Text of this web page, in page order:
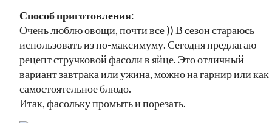
Способ приготовления:
Очень люблю овощи, почти все )) В сезон стараюсь
использовать из по-максимуму. Сегодня предлагаю
рецепт стручковой фасоли в яйце. Это отличный
вариант завтрака или ужина, можно на гарнир или как
самостоятельное блюдо.
Итак, фасольку промыть и порезать.